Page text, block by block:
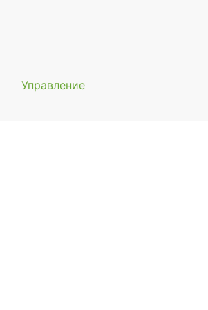
Управление
Мы будем показывать аптеки